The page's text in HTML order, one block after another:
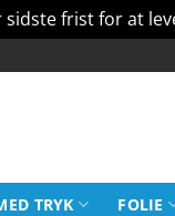
sidste frist for at
TRYK FOLIE